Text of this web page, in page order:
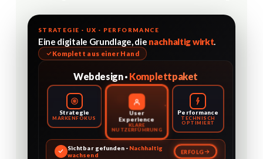
STRATEGIE · UX · PERFORMANCE
Eine digitale Grundlage, die nachhaltig wirkt.
Komplett aus einer Hand
Webdesign · Komplettpaket
Strategie
MARKENFOKUS
User
Experience
KLARE
NUTZERFÜHRUNG
Performance
TECHNISCH
OPTIMIERT
Sichtbar gefunden · Nachhaltig
wachsend
ERFOLG